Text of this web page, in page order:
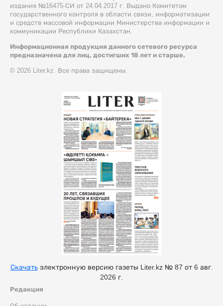
издания №16475-СИ от 24.04.2017 г. Выдано Комитетом
государственного контроля в области связи, информатизации
и средств массовой информации Министерства информации и
коммуникации Республики Казахстан.
Информационная продукция данного сетевого ресурса
предназначена для лиц, достигших 18 лет и старше.
© 2026 Liter.kz. Все права защищены.
Редакция
Скачатьэлектронную версию газеты Liter.kz № 87 от 6 авг.
2026 г.